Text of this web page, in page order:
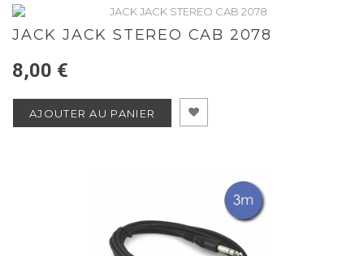
JACK JACK STEREO CAB 2078
8,00 €
AJOUTER AU PANIER